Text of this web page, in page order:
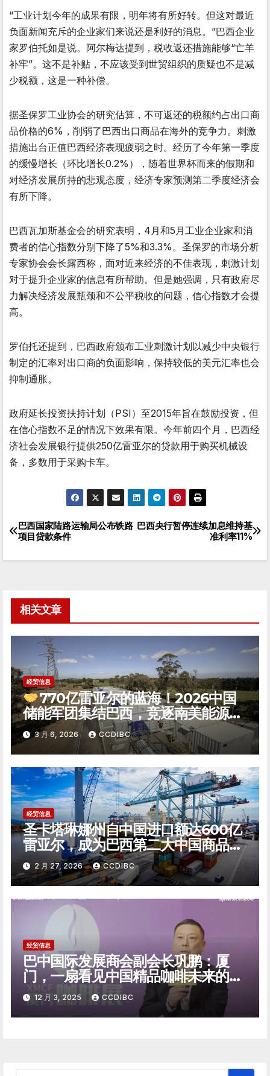
“工业计划今年的成果有限，明年将有所好转。但这对最近
负面新闻充斥的企业家们来说还是利好的消息。”巴西企业
家罗伯托如是说。阿尔梅达提到，税收返还措施能够“亡羊
补牢”。这不是补贴，不应该受到世贸组织的质疑也不是减
少税额，这是一种补偿。
据圣保罗工业协会的研究估算，不可返还的税额约占出口商
品价格的6%，削弱了巴西出口商品在海外的竞争力。刺激
措施出台正值巴西经济表现疲弱之时。经历了今年第一季度
的缓慢增长（环比增长0.2%），随着世界杯而来的假期和
对经济发展所持的悲观态度，经济专家预测第二季度经济会
有所下降。
巴西瓦加斯基金会的研究表明，4月和5月工业企业家和消
费者的信心指数分别下降了5%和3.3%。圣保罗的市场分析
专家协会会长露西称，面对近来经济的不佳表现，刺激计划
对于提升企业家的信息有所帮助。但是她强调，只有政府尽
力解决经济发展瓶颈和不公平税收的问题，信心指数才会提
高。
罗伯托还提到，巴西政府颁布工业刺激计划以减少中央银行
制定的汇率对出口商的负面影响，保持较低的美元汇率也会
抑制通胀。
政府延长投资扶持计划（PSI）至2015年旨在鼓励投资，但
在信心指数不足的情况下效果有限。今年前四个月，巴西经
济社会发展银行提供250亿雷亚尔的贷款用于购买机械设
备，多数用于采购卡车。
文
章
航
巴西央行暂停连续加息维持基
准利率11%
巴西国家陆路运输局公布铁路
项目贷款条件
相关文章
经贸信息
770亿雷亚尔的蓝海！2026中国
储能军团集结巴西，竞逐南美能源转
型新极点
3 月 6, 2026 CCDIBC
经贸信息
圣卡塔琳娜州自中国进口额达600亿
雷亚尔，成为巴西第二大中国商品进
口州
2 月 27, 2026 CCDIBC
经贸信息
巴中国际发展商会副会长巩鹏：厦
门，一扇看见中国精品咖啡未来的窗
口12 月 3, 2025 CCDIBC